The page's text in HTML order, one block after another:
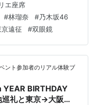
まとめます。 先に結
クトで見やすい劇場 1
席は近いが、全体は少
よって一部見えにくい
いが、表情重視なら双
遠…
エ座席
#林瑠奈 #乃木坂46
京遠征 #双眼鏡
ント参加者のリアル体験ブ
YEAR BIRTHDAY
礼と東京→大阪帰